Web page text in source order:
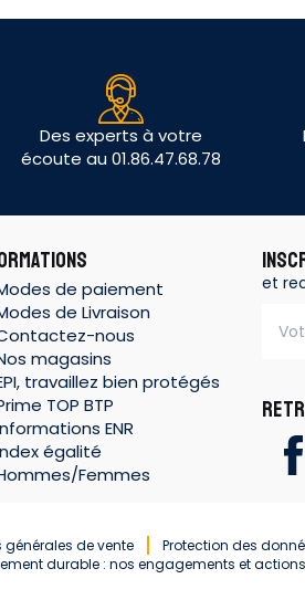
Des experts à votre
écoute au 01.86.47.68.78
de paiement
de Livraison
nous
magasins
travaillez bien protégés
TOP BTP
ENR
égalité
Femmes
et
de vente Protection des
durable : nos engagements et actions